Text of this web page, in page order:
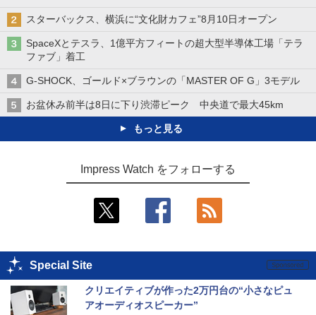
スターバックス、横浜に“文化財カフェ”8月10日オープン
SpaceXとテスラ、1億平方フィートの超大型半導体工場「テラ
ファブ」着工
G-SHOCK、ゴールド×ブラウンの「MASTER OF G」3モデル
お盆休み前半は8日に下り渋滞ピーク 中央道で最大45km
もっと見る
Impress Watch をフォローする
Special Site
クリエイティブが作った2万円台の“小さなピュ
アオーディオスピーカー”